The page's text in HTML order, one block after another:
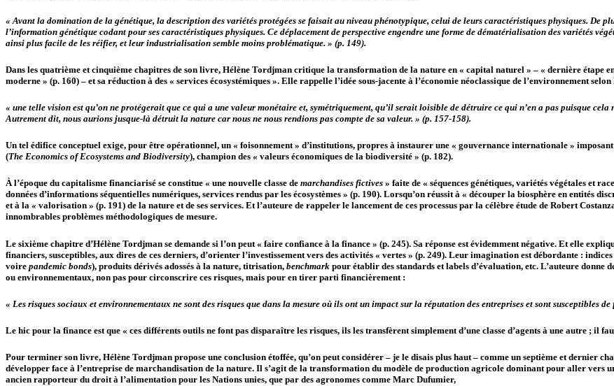
« Avant la domination de la génétique, la description des variétés protégées se faisait au niveau phénotypique, celui de leurs caractéristiques physiques. De
l’information génétique codant pour ses caractéristiques physiques. Ce déplacement de perspective engendre une forme de dématérialisation des variétés
ainsi plus facile de les réifier, et leur industrialisation semble moins problématique. » (p. 149).
Dans les quatrième et cinquième chapitres de son livre, Hélène Tordjman critique la transformation de la nature en « capital naturel » – « dernière étape
moderne » (p. 160) – et sa réduction à des « services écosystémiques ». Elle rappelle l’idée sous-jacente à l’économie néoclassique de l’environnement
« une telle vision est qu’on ne protégerait que ce qui a une valeur monétaire et, symétriquement, qu’il serait loisible de détruire ce qui n’en a pas puisque
Autrement dit, nous aurions jusque-là détruit la nature car nous ne nous rendions pas compte de sa valeur. » (p. 157-158).
Un tel édifice conceptuel exige, pour être opérationnel, un « foisonnement » d’institutions, propres à instaurer une « gouvernance internationale » imposant
(The Economics of Ecosystems and Biodiversity), champion des « valeurs économiques de la biodiversité » (p. 182).
À l’époque du capitalisme financiarisé se constitue « une nouvelle classe de marchandises fictives » faite de « séquences génétiques, variétés végétales et
données d’informations séquentielles numériques, services rendus par les écosystèmes » (p. 190). Lorsqu’on réussit à « découper la biosphère en entités
et à la « valorisation » (p. 191) de la nature et de ses services. Et l’auteure de rappeler le lancement de ces processus par la célèbre étude de Robert
innombrables problèmes méthodologiques de mesure.
Le sixième chapitre d’Hélène Tordjman se demande si l’on peut « faire confiance à la finance » (p. 245). Sa réponse est évidemment négative. Et elle
financiers, susceptibles, aux dires de ces derniers, d’orienter l’investissement vers des activités « vertes » (p. 249). Leur imagination est débordante :
voire pandemic bonds), produits dérivés adossés à la nature, titrisation, benchmark pour établir des standards et labels d’évaluation, etc. L’auteure donne
ou environnementaux, non pas pour circonscrire ces risques, mais pour en tirer parti financièrement :
« Les risques sociaux et environnementaux ne sont des risques que dans la mesure où ils ont un impact sur la réputation des entreprises et sont susceptibles
Le hic pour la finance est que « ces différents outils ne font pas disparaître les risques, ils les transfèrent simplement d’une classe d’agents à une autre ; il
Pour terminer son livre, Hélène Tordjman propose une conclusion étoffée, qu’on peut considérer – je le disais plus haut – comme un septième et dernier
développer face à l’entreprise de marchandisation de la nature. Il s’agit de la transformation du modèle de production agricole dominant pour aller vers
ancien rapporteur du droit à l’alimentation pour les Nations unies, que par des agronomes comme Marc Dufumier,